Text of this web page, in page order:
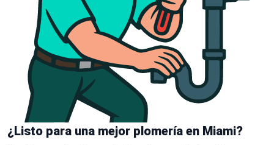
¿Listo para una mejor plomería en Miami?